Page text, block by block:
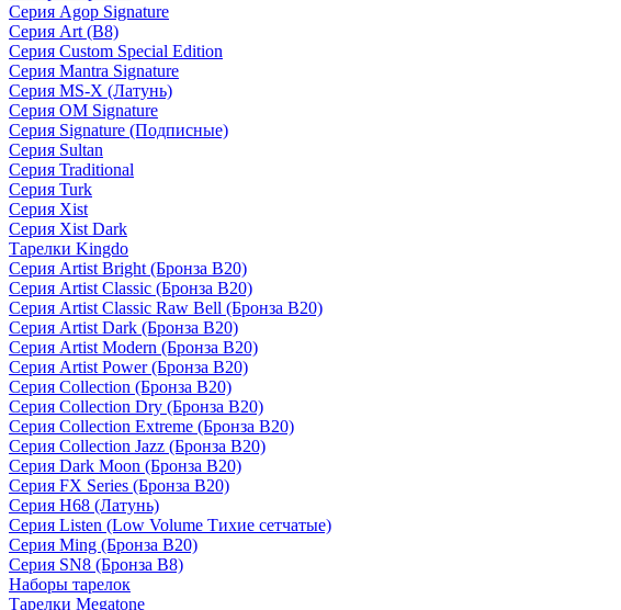
Серия Agop Signature
Серия Art (B8)
Серия Custom Special Edition
Серия Mantra Signature
Серия MS-X (Латунь)
Серия OM Signature
Серия Signature (Подписные)
Серия Sultan
Серия Traditional
Серия Turk
Серия Xist
Серия Xist Dark
Тарелки Kingdo
Серия Artist Bright (Бронза B20)
Серия Artist Classic (Бронза B20)
Серия Artist Classic Raw Bell (Бронза B20)
Серия Artist Dark (Бронза B20)
Серия Artist Modern (Бронза B20)
Серия Artist Power (Бронза B20)
Серия Collection (Бронза B20)
Серия Collection Dry (Бронза B20)
Серия Collection Extreme (Бронза B20)
Серия Collection Jazz (Бронза B20)
Серия Dark Moon (Бронза B20)
Серия FX Series (Бронза B20)
Серия H68 (Латунь)
Серия Listen (Low Volume Тихие сетчатые)
Серия Ming (Бронза B20)
Серия SN8 (Бронза B8)
Наборы тарелок
Тарелки Megatone